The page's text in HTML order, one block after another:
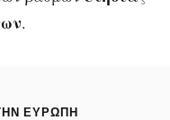
.
ΕΥΡΏΠΗ